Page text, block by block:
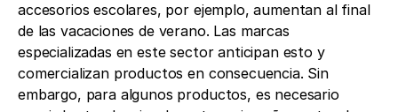
accesorios escolares, por ejemplo, aumentan al final
de las vacaciones de verano. Las marcas
especializadas en este sector anticipan esto y
comercializan productos en consecuencia. Sin
embargo, para algunos productos, es necesario